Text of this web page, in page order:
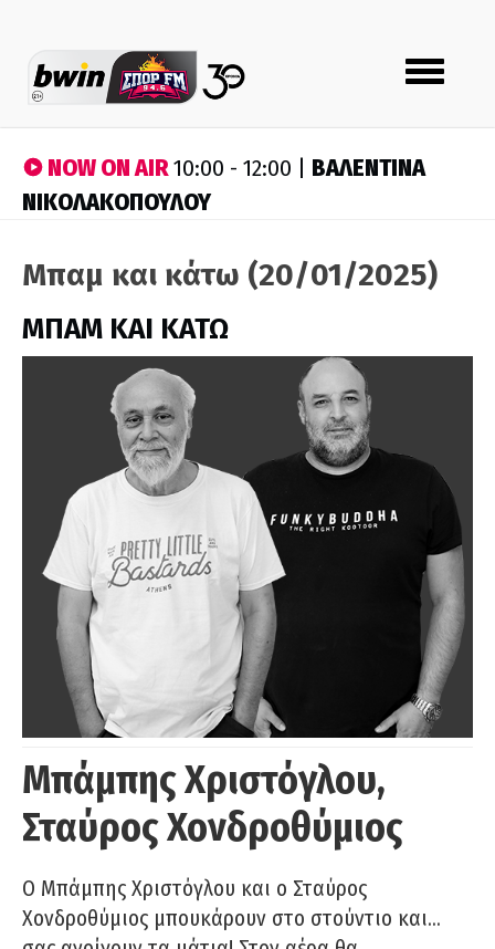
Toggle
navigation
NOW ON AIR10:00 - 12:00 | ΒΑΛΕΝΤΙΝΑ
ΝΙΚΟΛΑΚΟΠΟΥΛΟΥ
Μπαμ και κάτω (20/01/2025)
ΜΠΑΜ ΚΑΙ ΚΑΤΩ
Μπάμπης Χριστόγλου,
Σταύρος Χονδροθύμιος
O Μπάμπης Χριστόγλου και ο Σταύρος
Χονδροθύμιος μπουκάρουν στο στούντιο και…